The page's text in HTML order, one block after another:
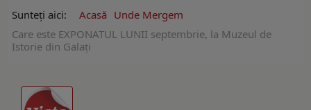
Sunteți aici: Acasă Unde Mergem
Care este EXPONATUL LUNII septembrie, la Muzeul de
Istorie din Galați